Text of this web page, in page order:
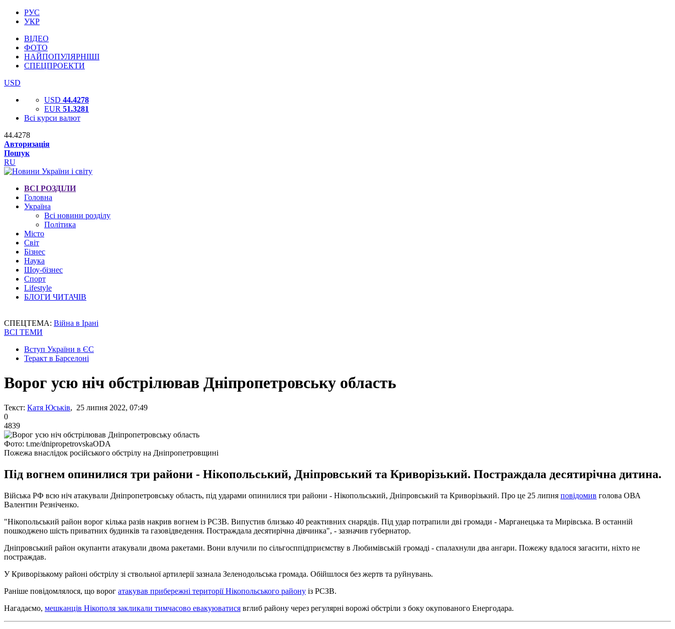
РУС
УКР
ВІДЕО
ФОТО
НАЙПОПУЛЯРНІШІ
СПЕЦПРОЕКТИ
USD
USD 44.4278
EUR 51.3281
Всі курси валют
44.4278
Авторизація
Пошук
RU
ВСІ РОЗДІЛИ
Головна
Україна
Всі новини розділу
Політика
Місто
Світ
Бізнес
Наука
Шоу-бізнес
Спорт
Lifestyle
БЛОГИ ЧИТАЧІВ
СПЕЦТЕМА: Війна в Ірані
ВСІ ТЕМИ
Вступ України в ЄС
Теракт в Барселоні
Ворог усю ніч обстрілював Дніпропетровську область
Текст: Катя Юськів, 25 липня 2022, 07:49
0
4839
Фото: t.me/dnipropetrovskaODA
Пожежа внаслідок російського обстрілу на Дніпропетровщині
Під вогнем опинилися три райони - Нікопольський, Дніпровський та Криворізький. Постраждала десятирічна дитина.
Війська РФ всю ніч атакували Дніпропетровську область, під ударами опинилися три райони - Нікопольський, Дніпровський та Криворізький. Про це 25 липня повідомив голова ОВА
Валентин Резніченко.
"Нікопольський район ворог кілька разів накрив вогнем із РСЗВ. Випустив близько 40 реактивних снарядів. Під удар потрапили дві громади - Марганецька та Мирівська. В останній
пошкоджено шість приватних будинків та газовідведення. Постраждала десятирічна дівчинка", - зазначив губернатор.
Дніпровський район окупанти атакували двома ракетами. Вони влучили по сільгосппідприємству в Любимівській громаді - спалахнули два ангари. Пожежу вдалося загасити, ніхто не
постраждав.
У Криворізькому районі обстрілу зі ствольної артилерії зазнала Зеленодольська громада. Обійшлося без жертв та руйнувань.
Раніше повідомлялося, що ворог атакував прибережні території Нікопольського району із РСЗВ.
Нагадаємо, мешканців Нікополя закликали тимчасово евакуюватися вглиб району через регулярні ворожі обстріли з боку окупованого Енергодара.